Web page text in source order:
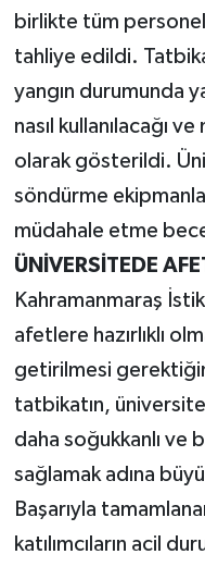
birlikte tüm
tahliye edildi.
yangın durumunda
nasıl kullanılacağı
olarak gösterildi.
söndürme
müdahale etme
ÜNİVERSİTEDE
Kahramanmaraş
afetlere hazırlıklı
getirilmesi
tatbikatın,
daha soğukkanlı ve
sağlamak adına
Başarıyla
katılımcıların acil